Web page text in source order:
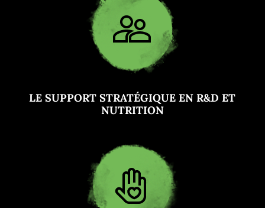
LE SUPPORT STRATÉGIQUE EN R&D ET
NUTRITION